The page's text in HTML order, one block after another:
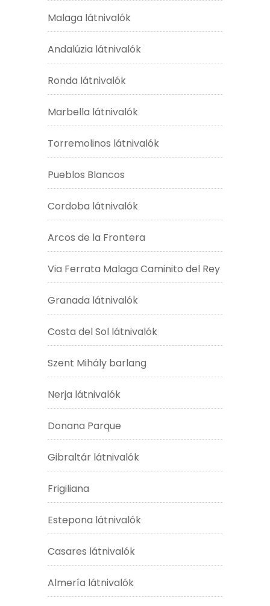
Malaga látnivalók
Andalúzia látnivalók
Ronda látnivalók
Marbella látnivalók
Torremolinos látnivalók
Pueblos Blancos
Cordoba látnivalók
Arcos de la Frontera
Via Ferrata Malaga Caminito del Rey
Granada látnivalók
Costa del Sol látnivalók
Szent Mihály barlang
Nerja látnivalók
Donana Parque
Gibraltár látnivalók
Frigiliana
Estepona látnivalók
Casares látnivalók
Almería látnivalók